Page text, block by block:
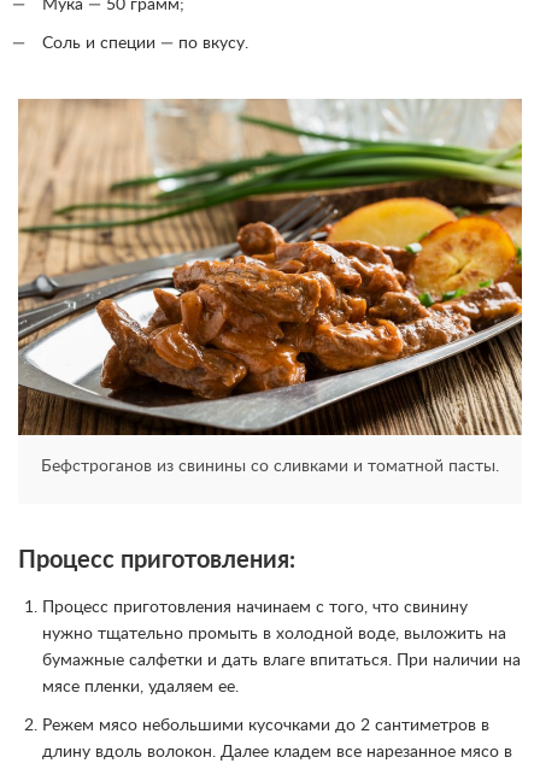
Мука — 50 грамм;
Соль и специи — по вкусу.
Бефстроганов из свинины со сливками и томатной пасты.
Процесс приготовления:
Процесс приготовления начинаем с того, что свинину
нужно тщательно промыть в холодной воде, выложить на
бумажные салфетки и дать влаге впитаться. При наличии на
мясе пленки, удаляем ее.
Режем мясо небольшими кусочками до 2 сантиметров в
длину вдоль волокон. Далее кладем все нарезанное мясо в